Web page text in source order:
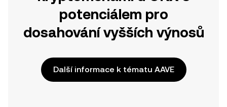
potenciálem pro
dosahování vyšších výnosů
Další informace k tématu AAVE